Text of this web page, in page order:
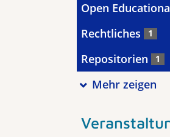
Open
Rechtliches 1
Repositorien 1
Mehr zeigen